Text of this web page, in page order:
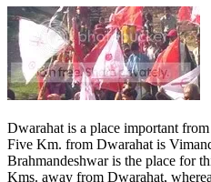
Dwarahat is a place important
Five Km. from Dwarahat is
Brahmandeshwar is the place for
Kms. away from Dwarahat,